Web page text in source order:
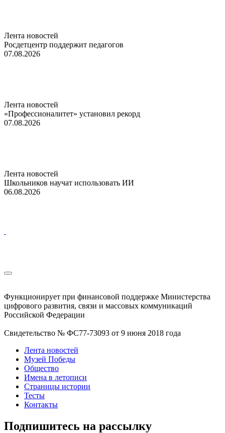
Лента новостей
Росдетцентр поддержит педагогов
07.08.2026
Лента новостей
«Профессионалитет» установил рекорд
07.08.2026
Лента новостей
Школьников научат использовать ИИ
06.08.2026
Функционирует при финансовой поддержке Министерства
цифрового развития, связи и массовых коммуникаций
Российской Федерации
Свидетельство № ФС77-73093 от 9 июня 2018 года
Лента новостей
Музей Победы
Общество
Имена в летописи
Страницы истории
Тесты
Контакты
Подпишитесь на рассылку